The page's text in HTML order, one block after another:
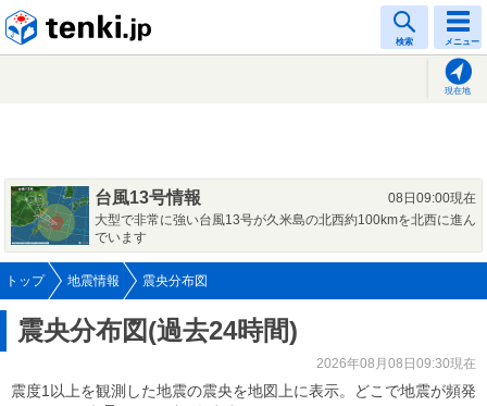
検索 メニュー
現在地
台風13号情報
08日09:00現在
大型で非常に強い台風13号が久米島の北西約100kmを北西に進ん
でいます
トップ 地震情報 震央分布図
震央分布図(過去24時間)
2026年08月08日09:30現在
震度1以上を観測した地震の震央を地図上に表示。どこで地震が頻発